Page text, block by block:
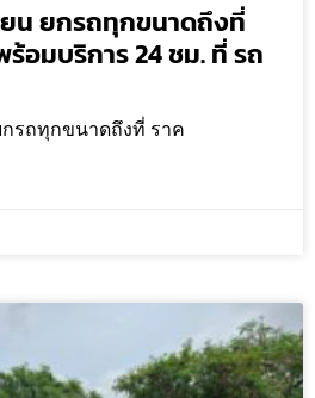
ยน ยกรถทุกขนาดถึงที่
ร้อมบริการ 24 ชม. ที่ รถ
รถทุกขนาดถึงที่ ราค